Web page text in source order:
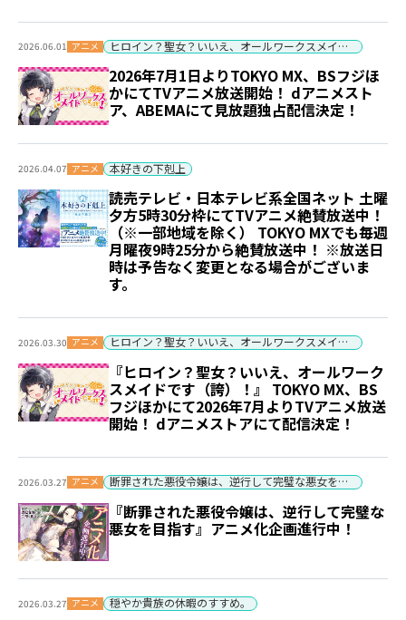
2026.06.01 アニメ ヒロイン？聖女？いいえ、オールワークスメイドです（誇）！
2026年7月1日よりTOKYO MX、BSフジほ
かにてTVアニメ放送開始！ dアニメスト
ア、ABEMAにて見放題独占配信決定！
2026.04.07 アニメ 本好きの下剋上
読売テレビ・日本テレビ系全国ネット 土曜
夕方5時30分枠にてTVアニメ絶賛放送中！
（※一部地域を除く） TOKYO MXでも毎週
月曜夜9時25分から絶賛放送中！ ※放送日
時は予告なく変更となる場合がございま
す。
2026.03.30 アニメ ヒロイン？聖女？いいえ、オールワークスメイドです（誇）！
『ヒロイン？聖女？いいえ、オールワーク
スメイドです（誇）！』 TOKYO MX、BS
フジほかにて2026年7月よりTVアニメ放送
開始！ dアニメストアにて配信決定！
2026.03.27 アニメ 断罪された悪役令嬢は、逆行して完璧な悪女を目指す
『断罪された悪役令嬢は、逆行して完璧な
悪女を目指す』アニメ化企画進行中！
2026.03.27 アニメ 穏やか貴族の休暇のすすめ。